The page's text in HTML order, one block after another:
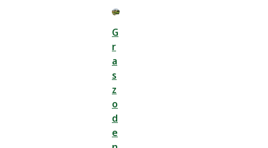
G
r
a
s
z
o
d
e